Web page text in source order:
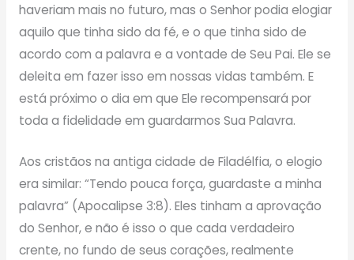
haveriam mais no futuro, mas o Senhor podia elogiar
aquilo que tinha sido da fé, e o que tinha sido de
acordo com a palavra e a vontade de Seu Pai. Ele se
deleita em fazer isso em nossas vidas também. E
está próximo o dia em que Ele recompensará por
toda a fidelidade em guardarmos Sua Palavra.
Aos cristãos na antiga cidade de Filadélfia, o elogio
era similar: “Tendo pouca força, guardaste a minha
palavra” (Apocalipse 3:8). Eles tinham a aprovação
do Senhor, e não é isso o que cada verdadeiro
crente, no fundo de seus corações, realmente